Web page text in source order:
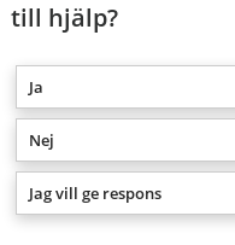
till hjälp?
Ja
Nej
Jag vill ge respons